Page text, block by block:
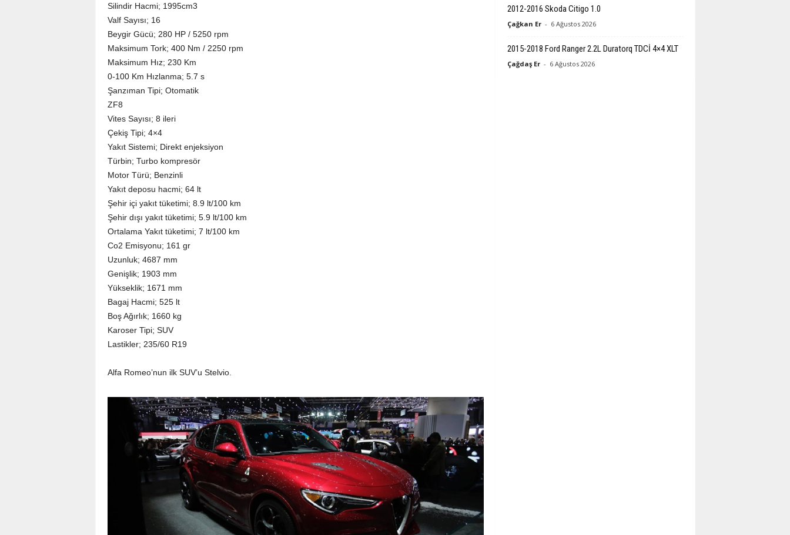
Silindir Hacmi; 1995cm3
Valf Sayısı; 16
Beygir Gücü; 280 HP / 5250 rpm
Maksimum Tork; 400 Nm / 2250 rpm
Maksimum Hız; 230 Km
0-100 Km Hızlanma; 5.7 s
Şanzıman Tipi; Otomatik
ZF8
Vites Sayısı; 8 ileri
Çekiş Tipi; 4×4
Yakıt Sistemi; Direkt enjeksiyon
Türbin; Turbo kompresör
Motor Türü; Benzinli
Yakıt deposu hacmi; 64 lt
Şehir içi yakıt tüketimi; 8.9 lt/100 km
Şehir dışı yakıt tüketimi; 5.9 lt/100 km
Ortalama Yakıt tüketimi; 7 lt/100 km
Co2 Emisyonu; 161 gr
Uzunluk; 4687 mm
Genişlik; 1903 mm
Yükseklik; 1671 mm
Bagaj Hacmi; 525 lt
Boş Ağırlık; 1660 kg
Karoser Tipi; SUV
Lastikler; 235/60 R19
Alfa Romeo’nun ilk SUV’u Stelvio.
2012-2016 Skoda Citigo 1.0
Çağkan Er - 6 Ağustos 2026
2015-2018 Ford Ranger 2.2L Duratorq TDCİ 4×4 XLT
Çağdaş Er - 6 Ağustos 2026